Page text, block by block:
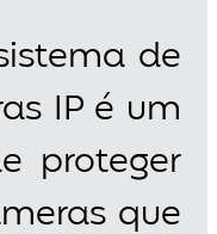
de
IP é um
proteger
que